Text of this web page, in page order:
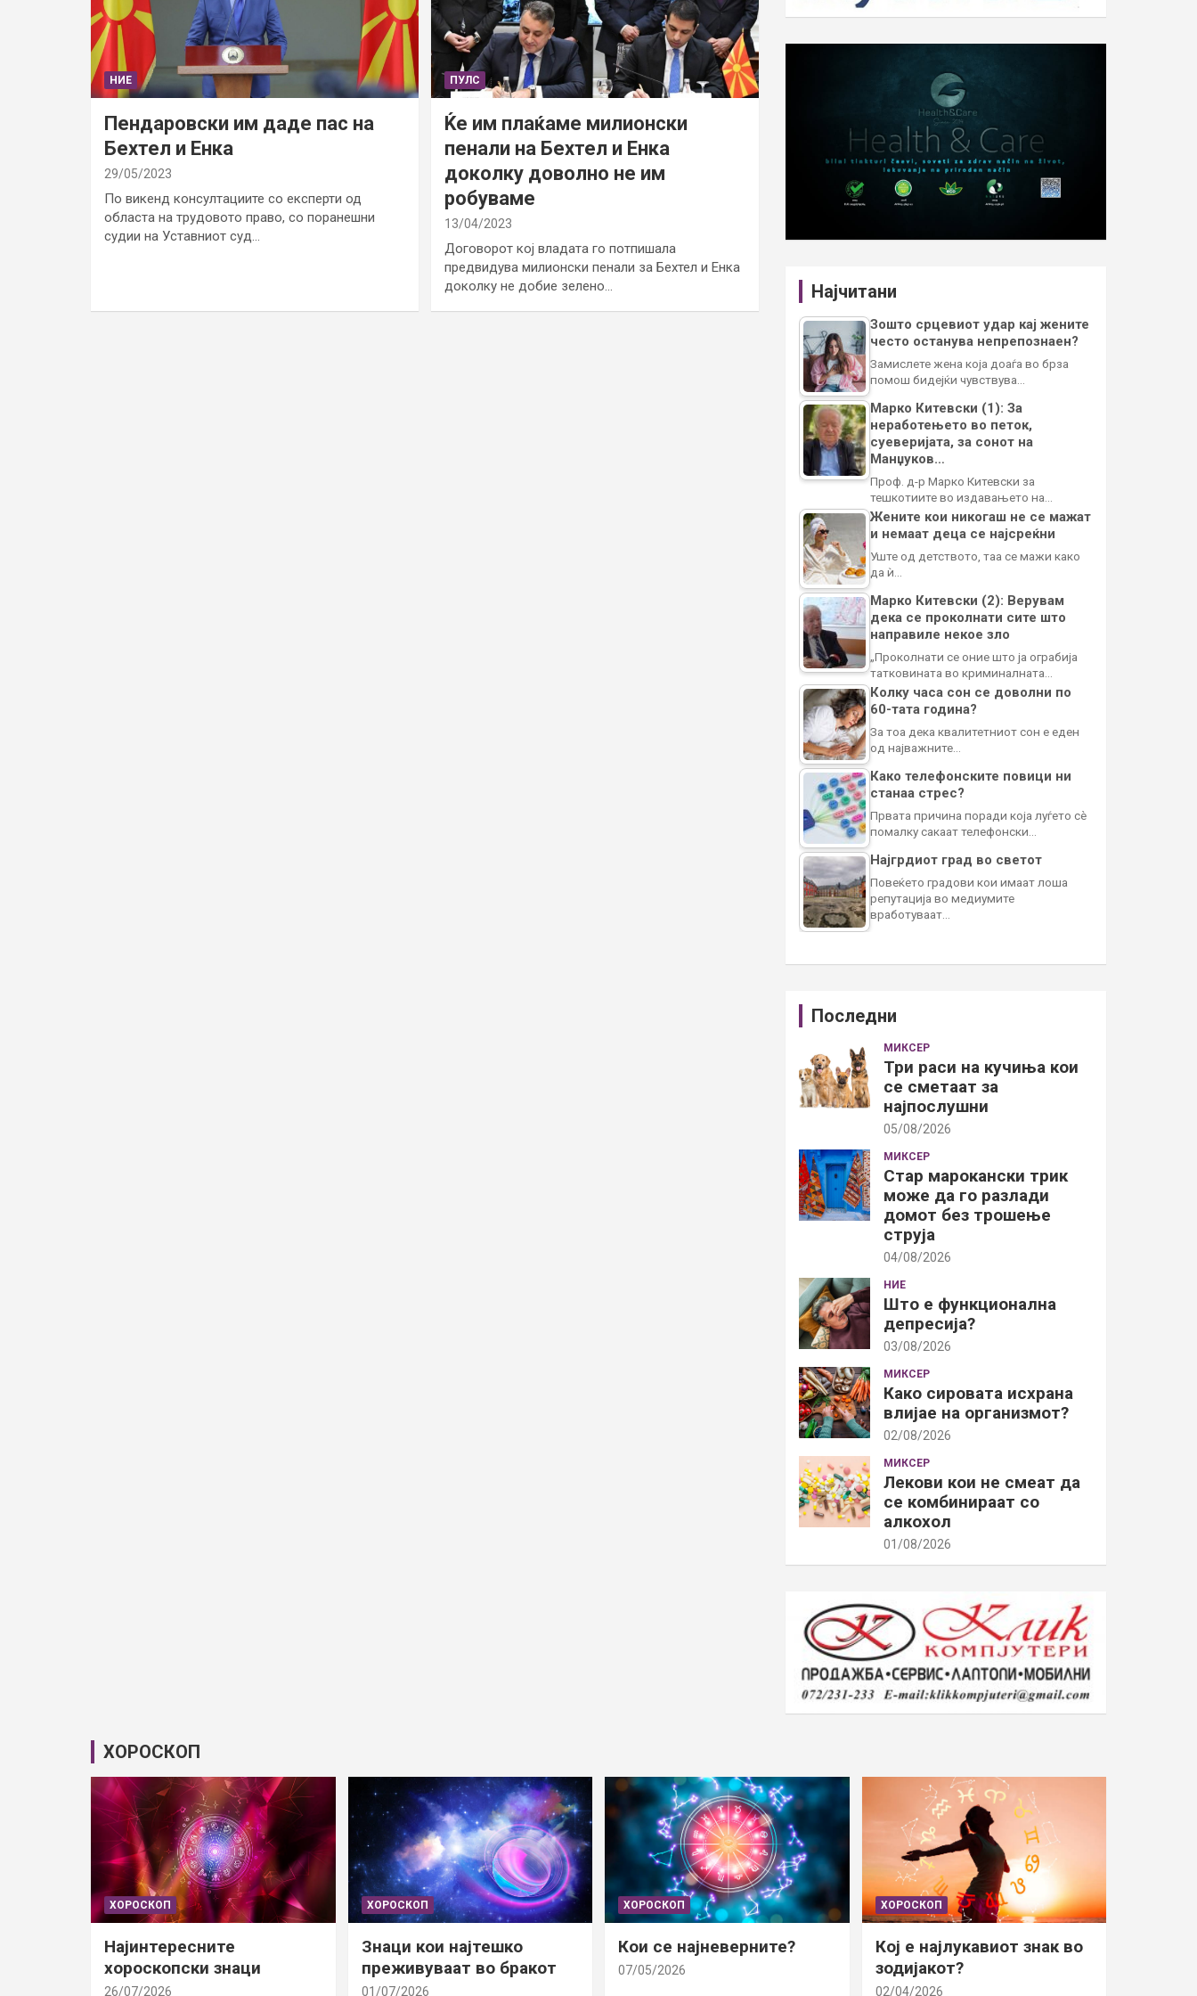
НИЕ
Пендаровски им даде пас на
Бехтел и Енка
29/05/2023
По викенд консултациите со експерти од
областа на трудовото право, со поранешни
судии на Уставниот суд…
ПУЛС
Ќе им плаќаме милионски
пенали на Бехтел и Енка
доколку доволно не им
робуваме
13/04/2023
Договорот кој владата го потпишала
предвидува милионски пенали за Бехтел и Енка
доколку не добие зелено…
Најчитани
Зошто срцевиот удар кај жените
често останува непрепознаен?
Замислете жена која доаѓа во брза
помош бидејќи чувствува…
Марко Китевски (1): За
неработењето во петок,
суеверијата, за сонот на
Манџуков…
Проф. д-р Марко Китевски за
тешкотиите во издавањето на…
Жените кои никогаш не се мажат
и немаат деца се најсреќни
Уште од детството, таа се мажи како
да ѝ…
Марко Китевски (2): Верувам
дека се проколнати сите што
направиле некое зло
„Проколнати се оние што ја ограбија
татковината во криминалната…
Колку часа сон се доволни по
60-тата година?
За тоа дека квалитетниот сон е еден
од најважните…
Како телефонските повици ни
станаа стрес?
Првата причина поради која луѓето сè
помалку сакаат телефонски…
Најгрдиот град во светот
Повеќето градови кои имаат лоша
репутација во медиумите
вработуваат…
Последни
МИКСЕР
Три раси на кучиња кои
се сметаат за
најпослушни
05/08/2026
МИКСЕР
Стар марокански трик
може да го разлади
домот без трошење
струја
04/08/2026
НИЕ
Што е функционална
депресија?
03/08/2026
МИКСЕР
Како сировата исхрана
влијае на организмот?
02/08/2026
МИКСЕР
Лекови кои не смеат да
се комбинираат со
алкохол
01/08/2026
ХОРОСКОП
ХОРОСКОП
Најинтересните
хороскопски знаци
26/07/2026
ХОРОСКОП
Знаци кои најтешко
преживуваат во бракот
01/07/2026
ХОРОСКОП
Кои се најневерните?
07/05/2026
ХОРОСКОП
Кој е најлукавиот знак во
зодијакот?
02/04/2026